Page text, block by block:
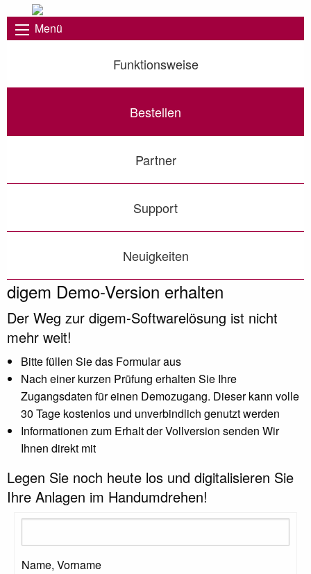
Menü
Funktionsweise
Bestellen
Partner
Support
Neuigkeiten
digem Demo-Version erhalten
Der Weg zur digem-Softwarelösung ist nicht
mehr weit!
Bitte füllen Sie das Formular aus
Nach einer kurzen Prüfung erhalten Sie Ihre
Zugangsdaten für einen Demozugang. Dieser kann volle
30 Tage kostenlos und unverbindlich genutzt werden
Informationen zum Erhalt der Vollversion senden Wir
Ihnen direkt mit
Legen Sie noch heute los und digitalisieren Sie
Ihre Anlagen im Handumdrehen!
Name, Vorname